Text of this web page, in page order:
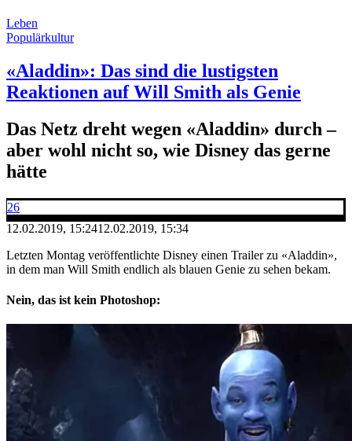
Leben
Populärkultur
«Aladdin»: Das sind die lustigsten
Reaktionen auf Will Smith als Genie
Das Netz dreht wegen «Aladdin» durch –
aber wohl nicht so, wie Disney das gerne
hätte
26
12.02.2019, 15:2412.02.2019, 15:34
Letzten Montag veröffentlichte Disney einen Trailer zu «Aladdin»,
in dem man Will Smith endlich als blauen Genie zu sehen bekam.
Nein, das ist kein Photoshop: